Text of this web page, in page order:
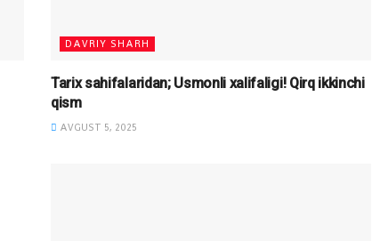
DAVRIY SHARH
Tarix sahifalaridan; Usmonli xalifaligi! Qirq ikkinchi
qism
AVGUST 5, 2025